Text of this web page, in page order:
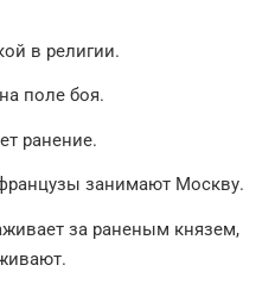
в религии.
поле боя.
ранение.
французы занимают Москву.
за раненым князем,